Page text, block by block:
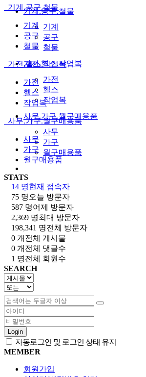
기계.공구.철물
기계
공구
철물
가전.헬스.작업복
가전
헬스
작업복
사무.가구.월구매용품
사무
가구
월구매용품
기계.공구.철물
기계
공구
철물
가전.헬스.작업복
가전
헬스
작업복
사무.가구.월구매용품
사무
가구
월구매용품
STATS
14 명현재 접속자
75 명오늘 방문자
587 명어제 방문자
2,369 명최대 방문자
198,341 명전체 방문자
0 개 전체 게시물
0 개 전체 댓글수
1 명전체 회원수
SEARCH
Login
자동로그인 및 로그인 상태 유지
MEMBER
회원가입